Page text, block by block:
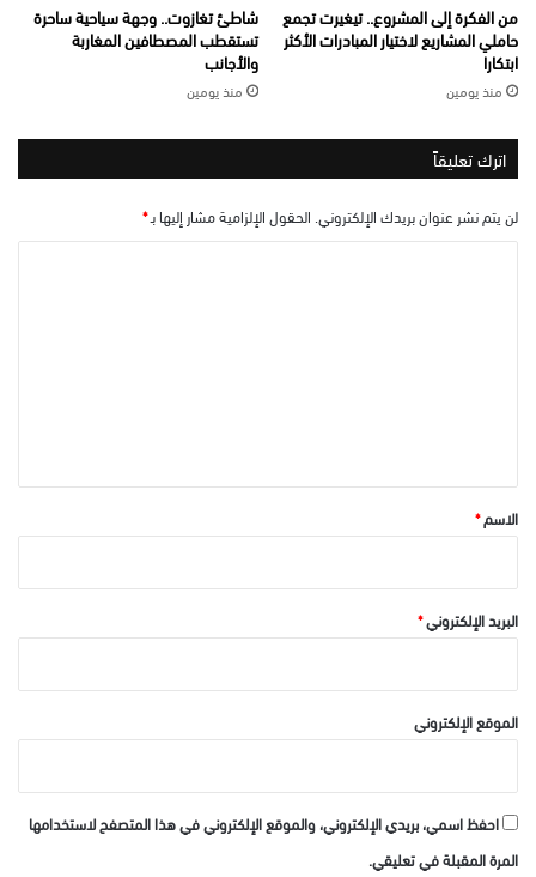
من الفكرة إلى المشروع.. تيغيرت تجمع
حاملي المشاريع لاختيار المبادرات الأكثر
ابتكارا
منذ يومين
شاطئ تغازوت.. وجهة سياحية ساحرة
تستقطب المصطافين المغاربة
والأجانب
منذ يومين
اترك تعليقاً
لن يتم نشر عنوان بريدك الإلكتروني. الحقول الإلزامية مشار إليها بـ*
*الاسم*
البريد الإلكتروني*
الموقع الإلكتروني
احفظ اسمي، بريدي الإلكتروني، والموقع الإلكتروني في هذا المتصفح لاستخدامها
المرة المقبلة في تعليقي.